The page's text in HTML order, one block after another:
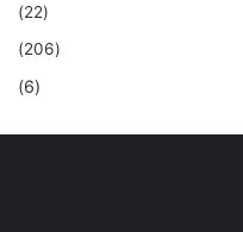
(22)
(206)
(6)